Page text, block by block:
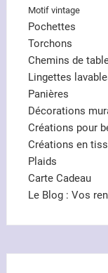
Motif vintage
Pochettes
Torchons
Chemins de
Lingettes
Panières
Décorations
Créations pour
Créations en
Plaids
Carte Cadeau
Le Blog : Vos